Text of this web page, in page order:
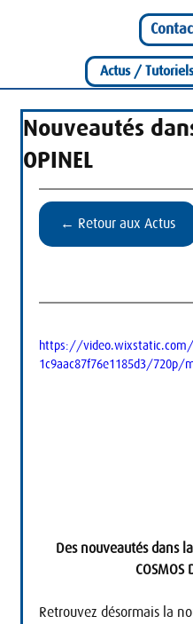
Actus /
Nouveautés
OPINEL
← Retour aux Actus
https://video.wixstatic.com/
1c9aac87f76e1185d3/720p/
Des nouveautés dans
Retrouvez désormais la